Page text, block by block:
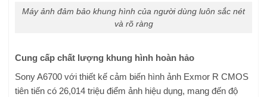
Máy ảnh đảm bảo khung hình của người dùng luôn sắc nét
và rõ ràng
Cung cấp chất lượng khung hình hoàn hảo
Sony A6700 với thiết kế cảm biến hình ảnh Exmor R CMOS
tiên tiến có 26,014 triệu điểm ảnh hiệu dụng, mang đến độ